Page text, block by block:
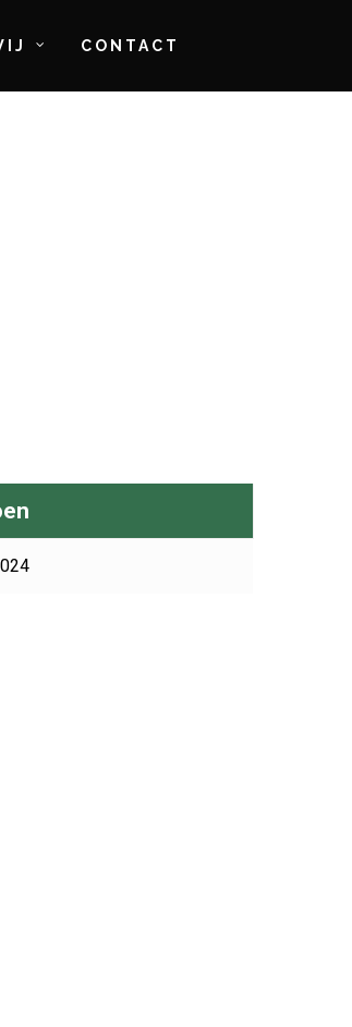
CONTACT